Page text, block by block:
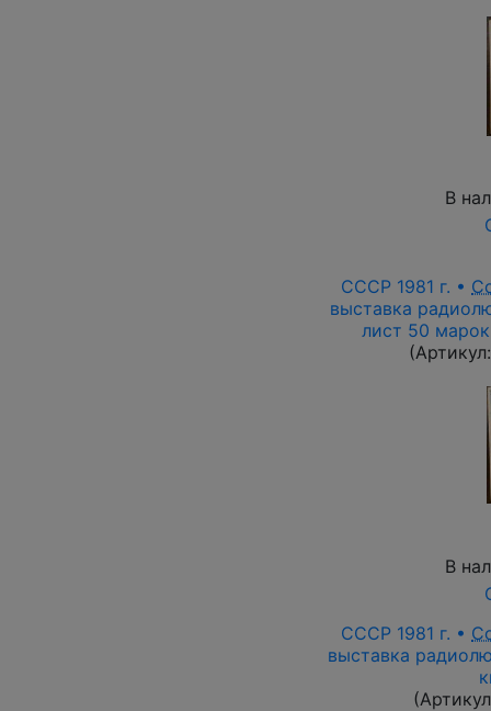
В
СССР 1981 г. •
выставка
лист 50
В
СССР 1981 г. •
выставка